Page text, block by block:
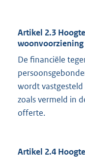
Artikel 2.3
woonvoorziening
De financiële
wordt
zoals vermeld in
offerte.
Artikel 2.4